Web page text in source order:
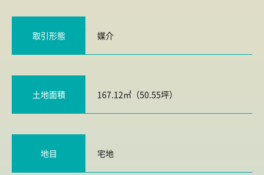
取引形態 媒介
土地面積 167.12㎡（50.55坪）
地目 宅地